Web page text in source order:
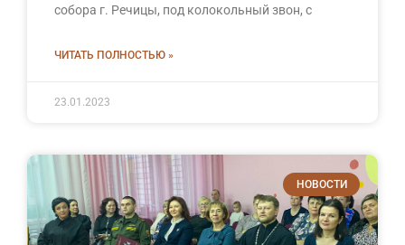
собора г. Речицы, под колокольный звон, с
ЧИТАТЬ ПОЛНОСТЬЮ »
23.01.2023
НОВОСТИ